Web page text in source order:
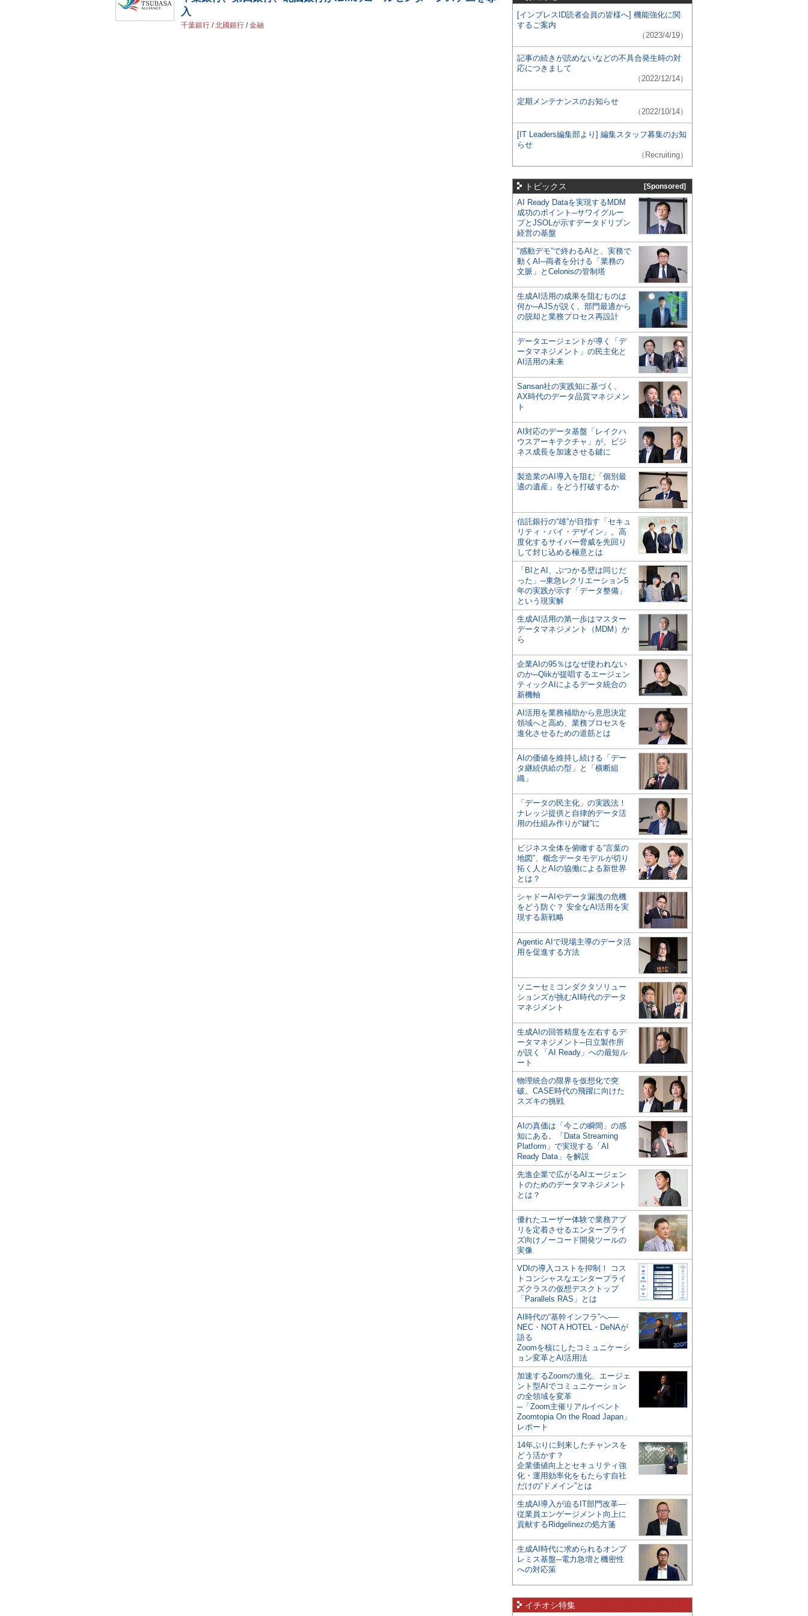
入
千葉銀行 /北國銀行 /金融
[インプレスID読者会員の皆様へ] 機能強化に関
するご案内
（2023/4/19）
記事の続きが読めないなどの不具合発生時の対
応につきまして
（2022/12/14）
定期メンテナンスのお知らせ
（2022/10/14）
[IT Leaders編集部より] 編集スタッフ募集のお知
らせ
（Recruiting）
トピックス [Sponsored]
AI Ready Dataを実現するMDM
成功のポイント─サワイグルー
プとJSOLが示すデータドリブン
経営の基盤
“感動デモ”で終わるAIと、実務で
動くAI─両者を分ける「業務の
文脈」とCelonisの管制塔
生成AI活用の成果を阻むものは
何か─AJSが説く、部門最適から
の脱却と業務プロセス再設計
データエージェントが導く「デ
ータマネジメント」の民主化と
AI活用の未来
Sansan社の実践知に基づく、
AX時代のデータ品質マネジメン
ト
AI対応のデータ基盤「レイクハ
ウスアーキテクチャ」が、ビジ
ネス成長を加速させる鍵に
製造業のAI導入を阻む「個別最
適の遺産」をどう打破するか
信託銀行の“雄”が目指す「セキュ
リティ・バイ・デザイン」。高
度化するサイバー脅威を先回り
して封じ込める極意とは
「BIとAI、ぶつかる壁は同じだ
った」─東急レクリエーション5
年の実践が示す「データ整備」
という現実解
生成AI活用の第一歩はマスター
データマネジメント（MDM）か
ら
企業AIの95％はなぜ使われない
のか─Qlikが提唱するエージェン
ティックAIによるデータ統合の
新機軸
AI活用を業務補助から意思決定
領域へと高め、業務プロセスを
進化させるための道筋とは
AIの価値を維持し続ける「デー
タ継続供給の型」と「横断組
織」
「データの民主化」の実践法！
ナレッジ提供と自律的データ活
用の仕組み作りが“鍵”に
ビジネス全体を俯瞰する“言葉の
地図”、概念データモデルが切り
拓く人とAIの協働による新世界
とは？
シャドーAIやデータ漏洩の危機
をどう防ぐ？ 安全なAI活用を実
現する新戦略
Agentic AIで現場主導のデータ活
用を促進する方法
ソニーセミコンダクタソリュー
ションズが挑むAI時代のデータ
マネジメント
生成AIの回答精度を左右するデ
ータマネジメント─日立製作所
が説く「AI Ready」への最短ル
ート
物理統合の限界を仮想化で突
破。CASE時代の飛躍に向けた
スズキの挑戦
AIの真価は「今この瞬間」の感
知にある。「Data Streaming
Platform」で実現する「AI
Ready Data」を解説
先進企業で広がるAIエージェン
トのためのデータマネジメント
とは？
優れたユーザー体験で業務アプ
リを定着させるエンタープライ
ズ向けノーコード開発ツールの
実像
VDIの導入コストを抑制！ コス
トコンシャスなエンタープライ
ズクラスの仮想デスクトップ
「Parallels RAS」とは
AI時代の“基幹インフラ”へ──
NEC・NOT A HOTEL・DeNAが
語る
Zoomを核にしたコミュニケーシ
ョン変革とAI活用法
加速するZoomの進化、エージェ
ント型AIでコミュニケーション
の全領域を変革
─「Zoom主催リアルイベント
Zoomtopia On the Road Japan」
レポート
14年ぶりに到来したチャンスを
どう活かす？
企業価値向上とセキュリティ強
化・運用効率化をもたらす自社
だけの“ドメイン”とは
生成AI導入が迫るIT部門改革―
従業員エンゲージメント向上に
貢献するRidgelinezの処方箋
生成AI時代に求められるオンプ
レミス基盤─電力急増と機密性
への対応策
イチオシ特集